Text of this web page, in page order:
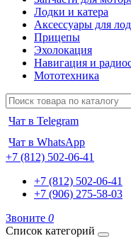
Лодки и катера
Аксессуары для
Прицепы
Эхолокация
Навигация и
Мототехника
Чат в Telegram
Чат в WhatsApp
+7 (812) 502-06-41
+7 (812) 502-06-41
+7 (906) 275-58-03
Звоните 0
Список категорий